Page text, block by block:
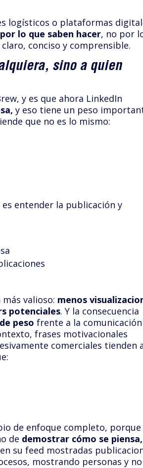
logísticos o plataformas
lo que saben hacer, no por
conciso y comprensible.
sino a quien
y es que ahora LinkedIn
y eso tiene un peso
que no es lo mismo:
entender la publicación y
valioso: menos
potenciales. Y la consecuencia
peso frente a la comunicación
frases motivacionales
comerciales tienden
de enfoque completo, porque
de demostrar cómo se piensa,
su feed mostradas
mostrando personas y no